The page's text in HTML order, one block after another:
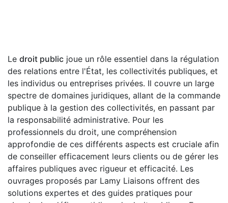
Le droit public joue un rôle essentiel dans la régulation
des relations entre l'État, les collectivités publiques, et
les individus ou entreprises privées. Il couvre un large
spectre de domaines juridiques, allant de la commande
publique à la gestion des collectivités, en passant par
la responsabilité administrative. Pour les
professionnels du droit, une compréhension
approfondie de ces différents aspects est cruciale afin
de conseiller efficacement leurs clients ou de gérer les
affaires publiques avec rigueur et efficacité. Les
ouvrages proposés par Lamy Liaisons offrent des
solutions expertes et des guides pratiques pour